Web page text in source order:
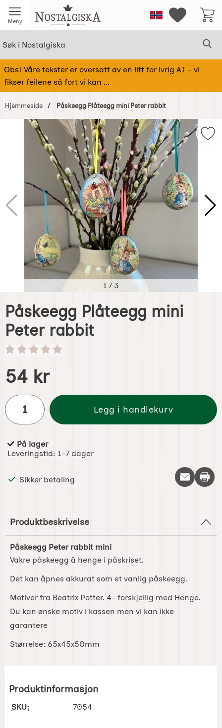
Meny Startsiden for NostalgiskaNorge Mine
Obs! Våre tekster er oversatt av en litt for ivrig AI – vi
fikser feilene så fort vi kan ...
Hjemmeside Påskeegg Plåteegg mini Peter rabbit
1 / 3
Påskeegg Plåteegg mini
Peter rabbit
Handle dette produktet, Påskeegg Plåteegg mini Peter
pris
54 kr
antall
Legg i handlekurv
Produkttilgjengelighet:
På lager
Leveringstid: 1-7 dager
Sikker betaling Skriv
Produktbeskrivelse
Påskeegg Peter rabbit mini
Vakre påskeegg å henge i påskriset.
Det kan åpnes akkurat som et vanlig påskeegg.
Motiver fra Beatrix Potter. 4- forskjellig med Henge.
Du kan ønske motiv i kassen men vi kan ikke
garantere
Størrelse: 65x45x50mm
Produktinformasjon
SKU: 7054